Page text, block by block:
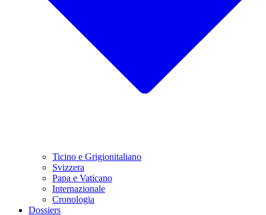
Ticino e Grigionitaliano
Svizzera
Papa e Vaticano
Internazionale
Cronologia
Dossiers